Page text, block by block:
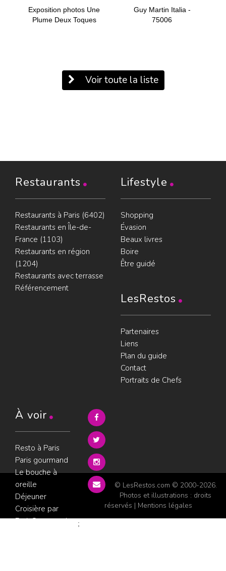
Exposition photos Une
Plume Deux Toques
Guy Martin Italia -
75006
Voir toute la liste
Restaurants
Restaurants à Paris (6402)
Restaurants en Île-de-
France (1103)
Restaurants en région
(1204)
Restaurants avec terrasse
Référencement
Lifestyle
Shopping
Évasion
Beaux livres
Boire
Être guidé
LesRestos
Partenaires
Liens
Plan du guide
Contact
Portraits de Chefs
À voir
Resto à Paris
Paris gourmand
Le bouche à
oreille
Déjeuner
Croisière par
ParisGourmand
© LesRestos.com © 2000-2026.
Photos et illustrations : droits
réservés | Mentions légales
;